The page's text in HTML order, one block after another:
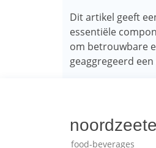
Dit artikel geeft
essentiële
om betrouwbare
geaggregeerd
food-beverages